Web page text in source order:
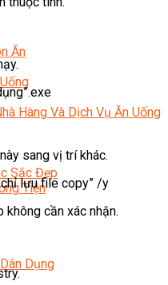
Ăn
Hàng Và Dịch Vụ Ăn Uống
Sắc Đẹp
Tiện
Dụng
sang vị trí khác.
chỉ lưu file copy” /y
cần xác nhận.